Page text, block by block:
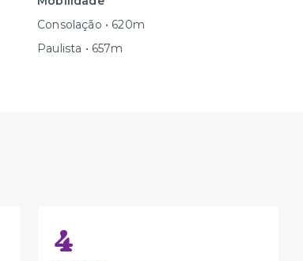
Consolação • 620m
Paulista • 657m
4